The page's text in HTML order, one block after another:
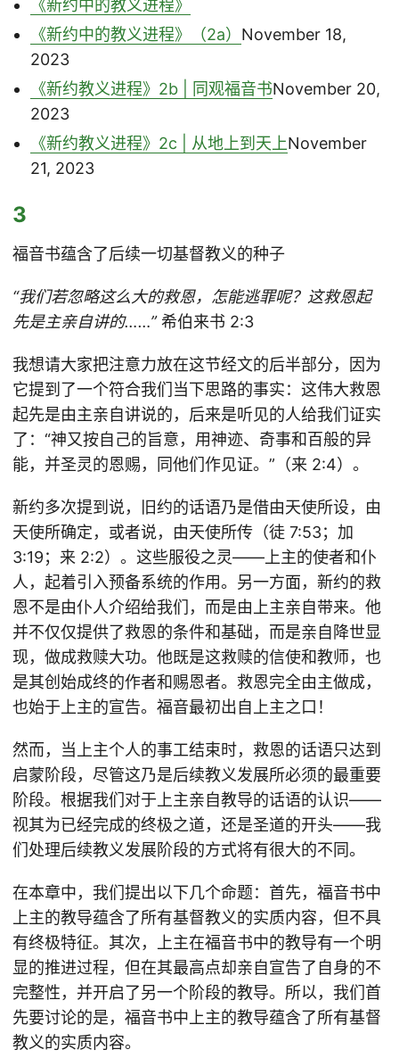
《新约中的教义进程》
《新约中的教义进程》（2a） November 18,
2023
《新约教义进程》2b | 同观福音书November 20,
2023
《新约教义进程》2c | 从地上到天上November
21, 2023
3
福音书蕴含了后续一切基督教义的种子
“我们若忽略这么大的救恩，怎能逃罪呢？这救恩起
先是主亲自讲的……”希伯来书 2:3
我想请大家把注意力放在这节经文的后半部分，因为
它提到了一个符合我们当下思路的事实：这伟大救恩
起先是由主亲自讲说的，后来是听见的人给我们证实
了：“神又按自己的旨意，用神迹、奇事和百般的异
能，并圣灵的恩赐，同他们作见证。”（来 2:4）。
新约多次提到说，旧约的话语乃是借由天使所设，由
天使所确定，或者说，由天使所传（徒 7:53；加
3:19；来 2:2）。这些服役之灵——上主的使者和仆
人，起着引入预备系统的作用。另一方面，新约的救
恩不是由仆人介绍给我们，而是由上主亲自带来。他
并不仅仅提供了救恩的条件和基础，而是亲自降世显
现，做成救赎大功。他既是这救赎的信使和教师，也
是其创始成终的作者和赐恩者。救恩完全由主做成，
也始于上主的宣告。福音最初出自上主之口！
然而，当上主个人的事工结束时，救恩的话语只达到
启蒙阶段，尽管这乃是后续教义发展所必须的最重要
阶段。根据我们对于上主亲自教导的话语的认识——
视其为已经完成的终极之道，还是圣道的开头——我
们处理后续教义发展阶段的方式将有很大的不同。
在本章中，我们提出以下几个命题：首先，福音书中
上主的教导蕴含了所有基督教义的实质内容，但不具
有终极特征。其次，上主在福音书中的教导有一个明
显的推进过程，但在其最高点却亲自宣告了自身的不
完整性，并开启了另一个阶段的教导。所以，我们首
先要讨论的是，福音书中上主的教导蕴含了所有基督
教义的实质内容。